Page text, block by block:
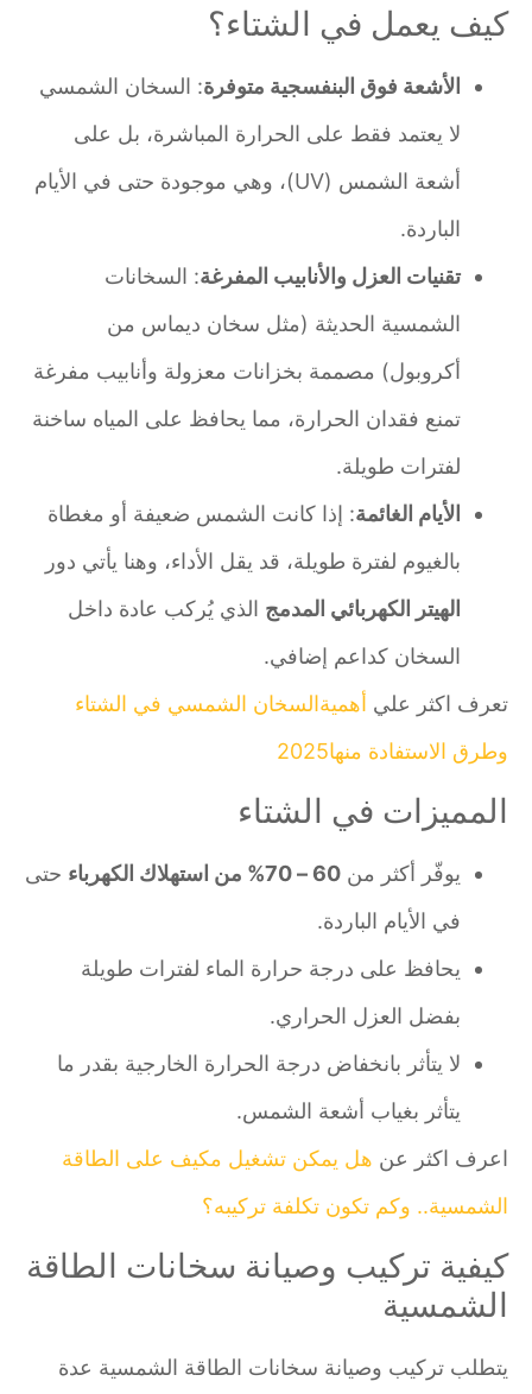
كيف يعمل في الشتاء؟
الأشعة فوق البنفسجية متوفرة: السخان الشمسي
لا يعتمد فقط على الحرارة المباشرة، بل على
أشعة الشمس (UV)، وهي موجودة حتى في الأيام
الباردة.
تقنيات العزل والأنابيب المفرغة: السخانات
الشمسية الحديثة (مثل سخان ديماس من
أكروبول) مصممة بخزانات معزولة وأنابيب مفرغة
تمنع فقدان الحرارة، مما يحافظ على المياه ساخنة
لفترات طويلة.
الأيام الغائمة: إذا كانت الشمس ضعيفة أو مغطاة
بالغيوم لفترة طويلة، قد يقل الأداء، وهنا يأتي دور
الهيتر الكهربائي المدمجالذي يُركب عادة داخل
السخان كداعم إضافي.
تعرف اكثر عليأهميةالسخان الشمسي في الشتاء
وطرق الاستفادة منها2025
المميزات في الشتاء
يوفّر أكثر من60 – 70% من استهلاك الكهرباء
حتى
في الأيام الباردة.
يحافظ على درجة حرارة الماء لفترات طويلة
بفضل العزل الحراري.
لا يتأثر بانخفاض درجة الحرارة الخارجية بقدر ما
يتأثر بغياب أشعة الشمس.
اعرف اكثر عنهل يمكن تشغيل مكيف على الطاقة
الشمسية.. وكم تكون تكلفة تركيبه؟
كيفية تركيب وصيانة سخانات الطاقة
الشمسية
يتطلب تركيب وصيانة سخانات الطاقة الشمسية عدة